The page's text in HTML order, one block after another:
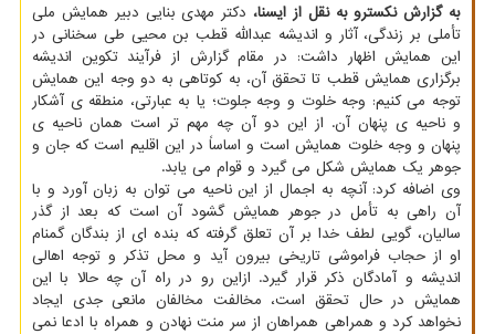
به گزارش نکسترو به نقل از ایسنا، دکتر مهدی بنایی دبیر همایش ملی
تأملی بر زندگی، آثار و اندیشه عبدالله قطب بن محیی طی سخنانی در
این همایش اظهار داشت: در مقام گزارش از فرآیند تکوین اندیشه
برگزاری همایش قطب تا تحقق آن، به کوتاهی به دو وجه این همایش
توجه می کنیم: وجه خلوت و وجه جلوت؛ یا به عبارتی، منطقه ی آشکار
و ناحیه ی پنهان آن. از این دو آن چه مهم تر است همان ناحیه ی
پنهان و وجه خلوت همایش است و اساساً در این اقلیم است که جان و
جوهر یک همایش شکل می گیرد و قوام می یابد.
وی اضافه کرد: آنچه به اجمال از این ناحیه می توان به زبان آورد و با
آن راهی به تأمل در جوهر همایش گشود آن است که بعد از گذر
سالیان، گویی لطف خدا بر آن تعلق گرفته که بنده ای از بندگان گمنام
او از حجاب فراموشی تاریخی بیرون آید و محل تذکر و توجه اهالی
اندیشه و آمادگان ذکر قرار گیرد. ازاین رو در راه آن چه حالا با این
همایش در حال تحقق است، مخالفت مخالفان مانعی جدی ایجاد
نخواهد کرد و همراهی همراهان از سر منت نهادن و همراه با ادعا نمی